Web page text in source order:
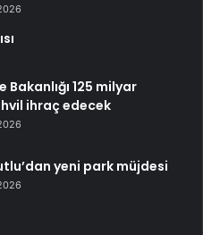
Bakanlığı 125 milyar
ihraç edecek
yeni park müjdesi